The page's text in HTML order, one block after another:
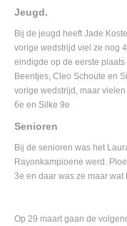
Jeugd.
Bij de jeugd heeft Jade
vorige wedstrijd viel ze nog
eindigde op de eerste
Beentjes, Cleo Schoute en
vorige wedstrijd, maar
6e en Silke 9e
Senioren
Bij de senioren was het
Rayonkampioene werd.
3e en daar was ze maar wat
Op 29 maart gaan de